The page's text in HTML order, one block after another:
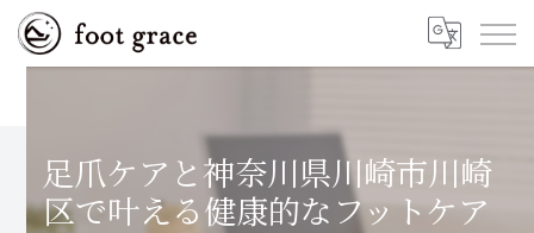
足爪ケアと神奈川県川崎市川崎
区で叶える健康的なフットケア